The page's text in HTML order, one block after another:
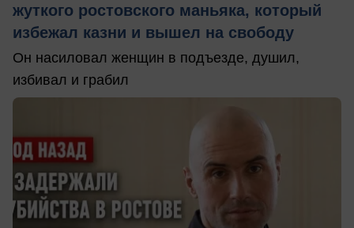
жуткого ростовского маньяка, который
избежал казни и вышел на свободу
Он насиловал женщин в подъезде, душил,
избивал и грабил